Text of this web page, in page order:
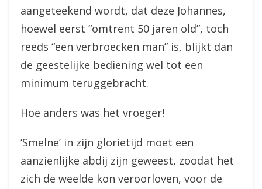
aangeteekend wordt, dat deze Johannes,
hoewel eerst “omtrent 50 jaren old”, toch
reeds “een verbroecken man” is, blijkt dan
de geestelijke bediening wel tot een
minimum teruggebracht.
Hoe anders was het vroeger!
‘Smelne’ in zijn glorietijd moet een
aanzienlijke abdij zijn geweest, zoodat het
zich de weelde kon veroorloven, voor de